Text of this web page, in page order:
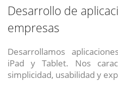
Desarrollo de
empresas
Desarrollamos
iPad y Tablet. Nos
simplicidad, usabilidad y